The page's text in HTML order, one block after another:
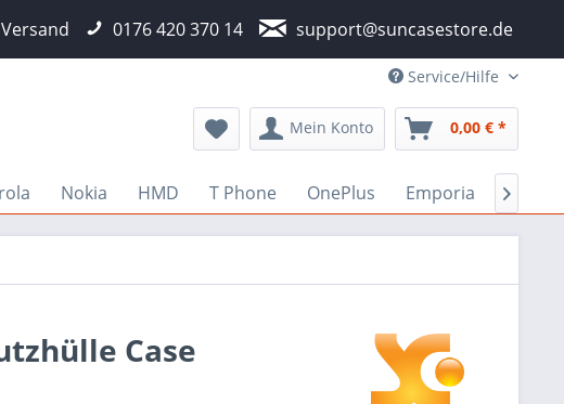
0176 420 370 14 support@suncasestore.de
Service/Hilfe
Mein Konto 0,00 € *
Nokia HMD T Phone OnePlus Emporia 
Case